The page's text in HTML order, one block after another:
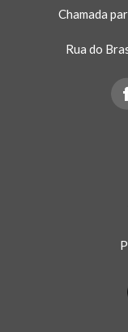
Chamada
Rua do